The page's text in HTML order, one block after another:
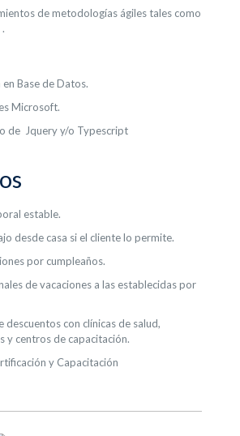
de metodologías ágiles tales como
Base de Datos.
Microsoft.
de Jquery y/o Typescript
estable.
desde casa si el cliente lo permite.
por cumpleaños.
de vacaciones a las establecidas por
descuentos con clínicas de salud,
y centros de capacitación.
y Capacitación